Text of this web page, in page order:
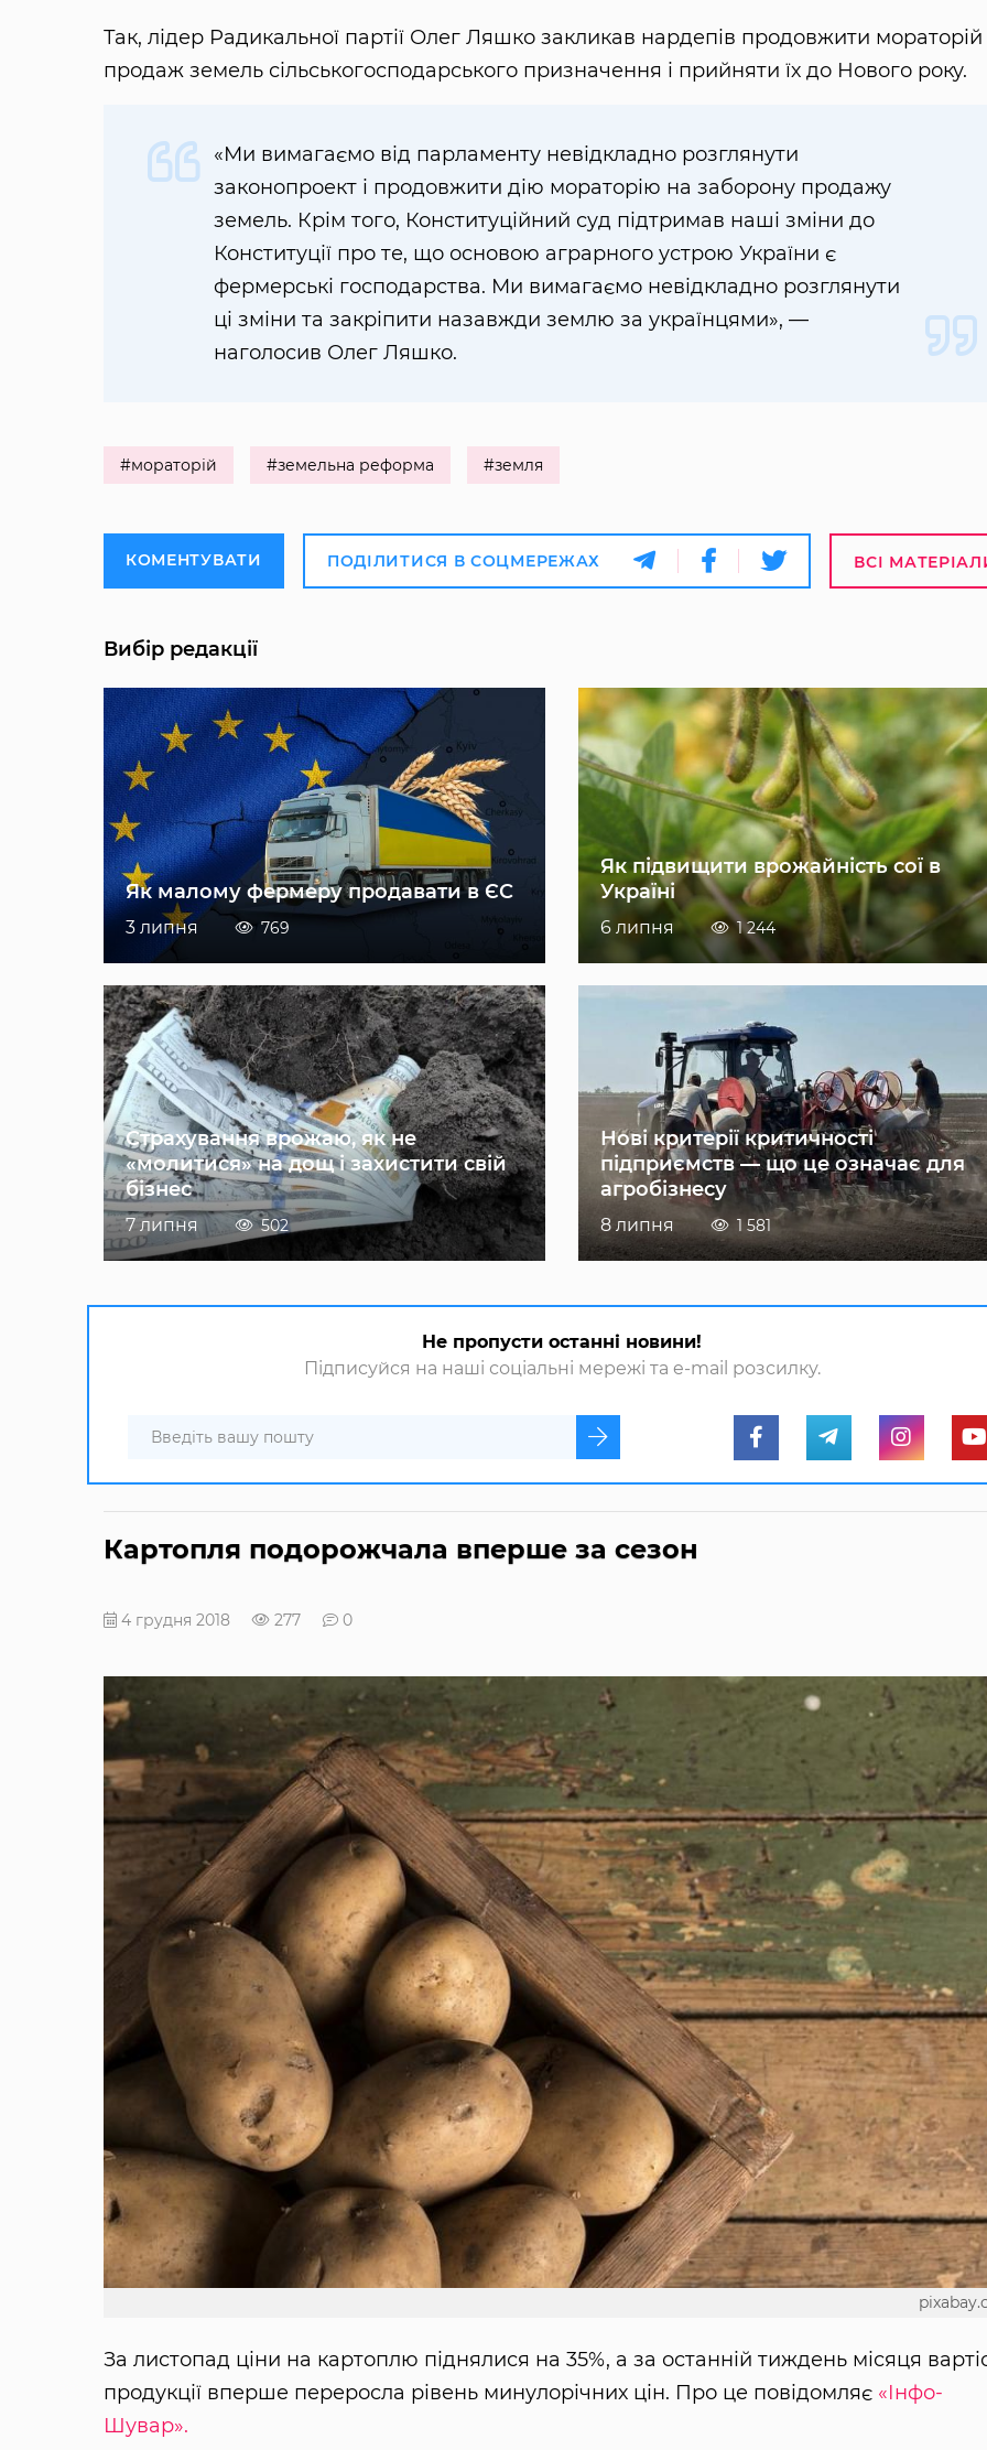
Так, лідер Радикальної партії Олег Ляшко закликав нардепів продовжити
продаж земель сільськогосподарського призначення і прийняти їх до Нового року.
«Ми вимагаємо від парламенту невідкладно розглянути
законопроект і продовжити дію мораторію на заборону продажу
земель. Крім того, Конституційний суд підтримав наші зміни до
Конституції про те, що основою аграрного устрою України є
фермерські господарства. Ми вимагаємо невідкладно розглянути
ці зміни та закріпити назавжди землю за українцями», —
наголосив Олег Ляшко.
#мораторій #земельна реформа #земля
КОМЕНТУВАТИ ПОДІЛИТИСЯ В СОЦМЕРЕЖАХ ВСІ
Вибір редакції
Як малому фермеру продавати в ЄС
3 липня 769
Як підвищити врожайність сої в
Україні
6 липня 1 244
Страхування врожаю, як не
«молитися» на дощ і захистити свій
бізнес
7 липня 502
Нові критерії критичності
підприємств — що це означає для
агробізнесу
8 липня 1 581
Не пропусти останні новини!
Підписуйся на наші соціальні мережі та e-mail розсилку.
Картопля подорожчала вперше за сезон
4 грудня 2018 277 0
За листопад ціни на картоплю піднялися на 35%, а за останній тиждень місяця
продукції вперше переросла рівень минулорічних цін. Про це повідомляє «Інфо-
Шувар».